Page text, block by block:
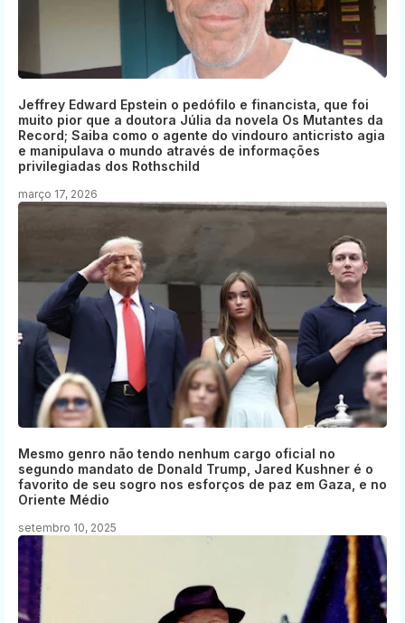
Jeffrey Edward Epstein o pedófilo e financista, que foi
muito pior que a doutora Júlia da novela Os Mutantes da
Record; Saiba como o agente do vindouro anticristo agia
e manipulava o mundo através de informações
privilegiadas dos Rothschild
março 17, 2026
Mesmo genro não tendo nenhum cargo oficial no
segundo mandato de Donald Trump, Jared Kushner é o
favorito de seu sogro nos esforços de paz em Gaza, e no
Oriente Médio
setembro 10, 2025